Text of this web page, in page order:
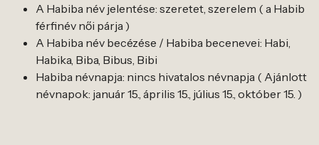
A Habiba név jelentése: szeretet, szerelem ( a Habib
férfinév női párja )
A Habiba név becézése / Habiba becenevei: Habi,
Habika, Biba, Bibus, Bibi
Habiba névnapja: nincs hivatalos névnapja ( Ajánlott
névnapok: január 15., április 15., július 15., október 15. )